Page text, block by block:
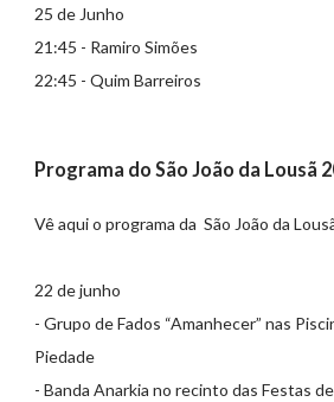
25 de Junho
21:45 - Ramiro Simões
22:45 - Quim Barreiros
Programa do São João da Lousã
Vê aqui o programa da São João da
22 de junho
- Grupo de Fados “Amanhecer” nas
Piedade
- Banda Anarkia no recinto das Festas